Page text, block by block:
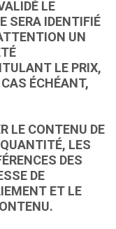
LE
SERA IDENTIFIÉ
UN
LE PRIX,
ÉCHÉANT,
LE CONTENU DE
LES
DES
DE
ET LE